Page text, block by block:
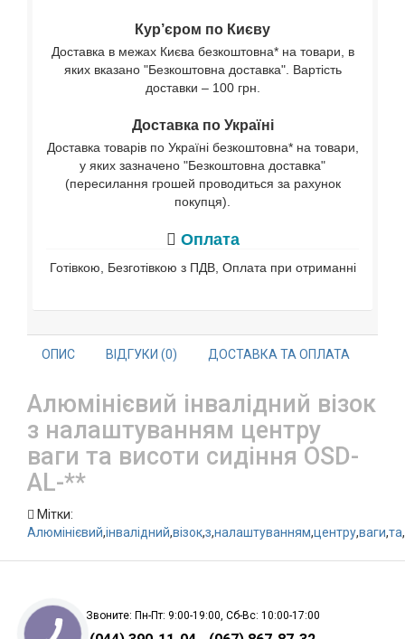
Кур’єром по Києву
Доставка в межах Києва безкоштовна* на товари, в
яких вказано "Безкоштовна доставка". Вартість
доставки – 100 грн.
Доставка по Україні
Доставка товарів по Україні безкоштовна* на товари,
у яких зазначено "Безкоштовна доставка"
(пересилання грошей проводиться за рахунок
покупця).
Оплата
Готівкою, Безготівкою з ПДВ, Оплата при отриманні
ОПИС ВІДГУКИ (0) ДОСТАВКА ТА ОПЛАТА
Алюмінієвий інвалідний візок
з налаштуванням центру
ваги та висоти сидіння OSD-
AL-**
Мітки:
Алюмінієвий,інвалідний,візок,з,налаштуванням,центру,ваги,та,
Звоните: Пн-Пт: 9:00-19:00, Сб-Вс: 10:00-17:00